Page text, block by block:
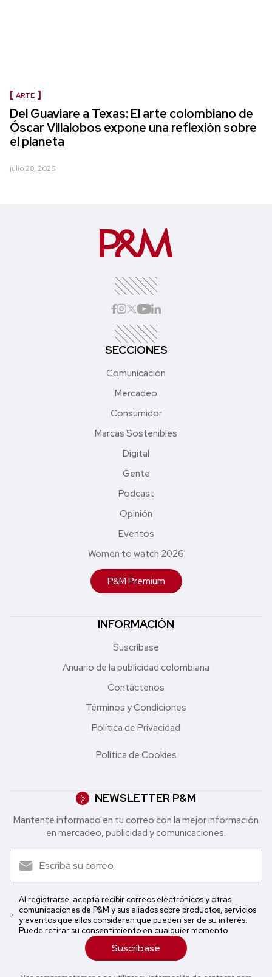
ARTE
Del Guaviare a Texas: El arte colombiano de
Óscar Villalobos expone una reflexión sobre
el planeta
julio 28, 2026
SECCIONES
Comunicación
Mercadeo
Consumidor
Marcas Sostenibles
Digital
Gente
Podcast
Opinión
Eventos
Women to watch 2026
P&M Premium
INFORMACIÓN
Suscríbase
Anuario de la publicidad colombiana
Contáctenos
Términos y Condiciones
Política de Privacidad
Política de Cookies
NEWSLETTER P&M
Mantente informado en tu correo con la mejor in formación
en mercadeo, publicidad y comunicaciones.
Al registrarse, acepta recibir correos electrónicos y otras
comunicaciones de P&M y sus aliados sobre productos, servicios
y eventos que ellos consideren que pueden ser de su interés.
Puede retirar su consentimiento en cualquier momento
Suscríbase